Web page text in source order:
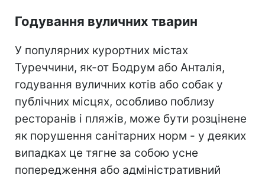
Годування вуличних тварин
У популярних курортних містах
Туреччини, як-от Бодрум або Анталія,
годування вуличних котів або собак у
публічних місцях, особливо поблизу
ресторанів і пляжів, може бути розцінене
як порушення санітарних норм - у деяких
випадках це тягне за собою усне
попередження або адміністративний